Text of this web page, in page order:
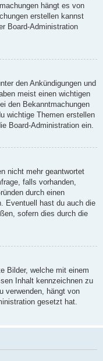
hängt es von
erstellen kannst
Board-Administration
den Ankündigungen und
meist einen wichtigen
den Bekanntmachungen
wichtige Themen erstellen
Board-Administration ein.
nicht mehr geantwortet
falls vorhanden,
durch einen
Eventuell hast du auch die
sofern dies durch die
Bilder, welche mit einem
Inhalt kennzeichnen zu
verwenden, hängt von
gesetzt hat.